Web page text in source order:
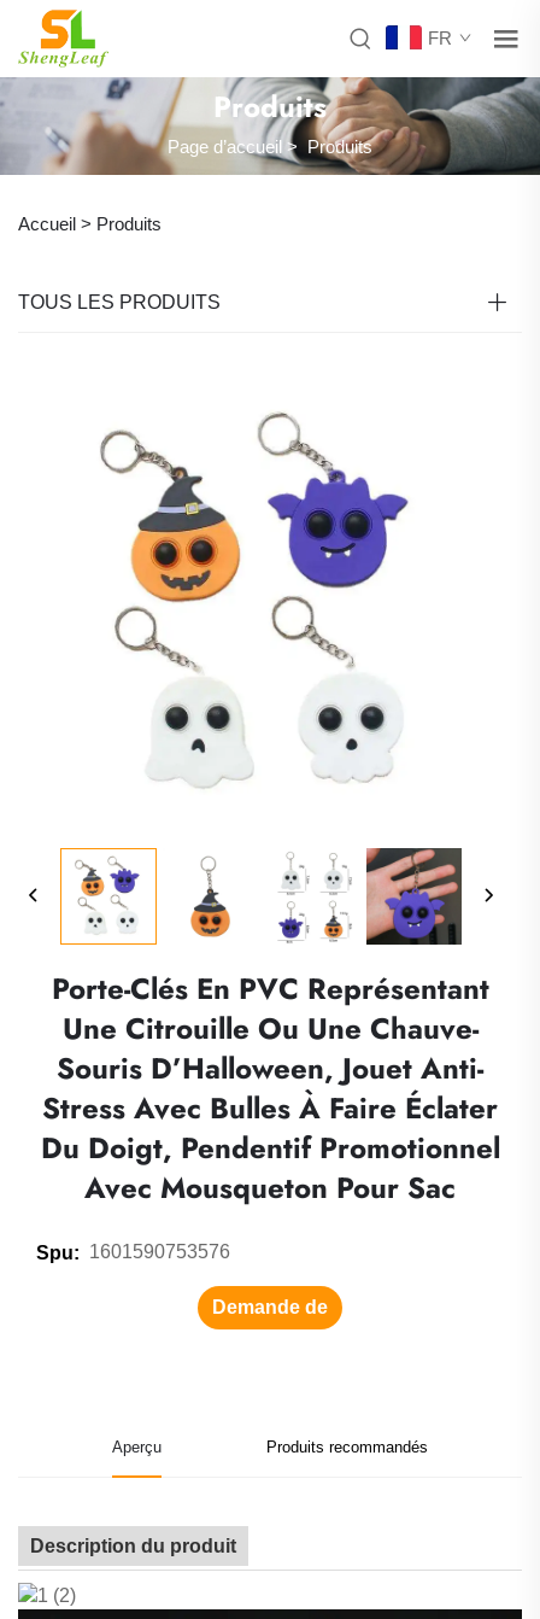
FR
Produits
Page d’accueil > Produits
Accueil > Produits
TOUS LES PRODUITS
Porte-Clés En PVC Représentant
Une Citrouille Ou Une Chauve-
Souris D’Halloween, Jouet Anti-
Stress Avec Bulles À Faire Éclater
Du Doigt, Pendentif Promotionnel
Avec Mousqueton Pour Sac
Spu: 1601590753576
Demande de
Aperçu Produits recommandés
Description du produit